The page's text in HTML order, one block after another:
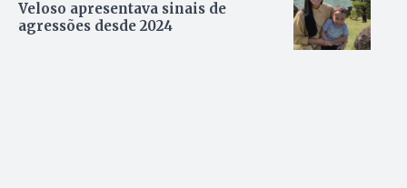
Veloso apresentava sinais de
agressões desde 2024